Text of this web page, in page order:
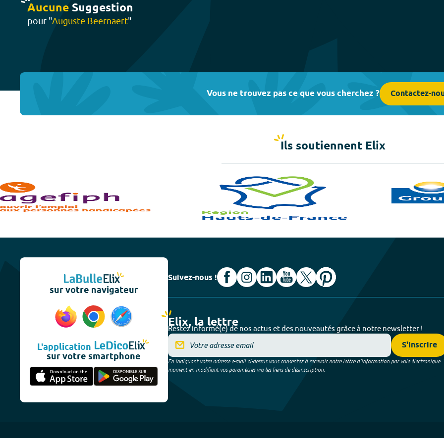
Aucune Suggestion
pour "Auguste Beernaert"
Vous ne trouvez pas ce que vous cherchez ? Contactez-
Ils soutiennent Elix
sur votre navigateur
L'application
sur votre smartphone
Suivez-nous !
Elix, la lettre
Restez informé(e) de nos actus et des nouveautés grâce à notre newsletter !
S'inscrire
En indiquant votre adresse e-mail ci-dessus vous consentez à recevoir notre lettre d’information par voie électronique.
moment en modifiant vos paramètres via les liens de désinscription.